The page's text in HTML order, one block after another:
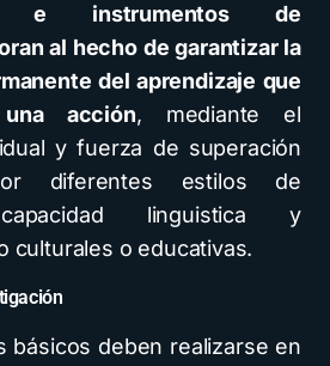
e instrumentos de
al hecho de garantizar la
del aprendizaje que
acción, mediante el
y fuerza de superación
diferentes estilos de
linguistica y
culturales o educativas.
básicos deben realizarse en